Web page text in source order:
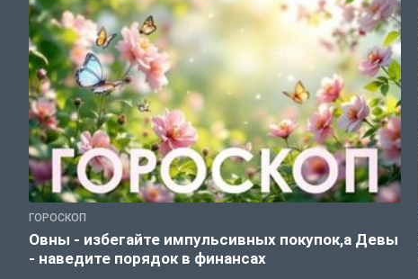
ГОРОСКОП
Овны - избегайте импульсивных покупок,а Девы
- наведите порядок в финансах